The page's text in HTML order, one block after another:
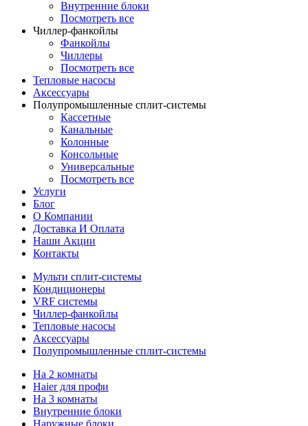
Внутренние блоки
Посмотреть все
Чиллер-фанкойлы
Фанкойлы
Чиллеры
Посмотреть все
Тепловые насосы
Аксессуары
Полупромышленные сплит-системы
Кассетные
Канальные
Колонные
Консольные
Универсальные
Посмотреть все
Услуги
Блог
О Компании
Доставка И Оплата
Наши Акции
Контакты
Мульти сплит-системы
Кондиционеры
VRF системы
Чиллер-фанкойлы
Тепловые насосы
Аксессуары
Полупромышленные сплит-системы
На 2 комнаты
Haier для профи
На 3 комнаты
Внутренние блоки
Наружные блоки